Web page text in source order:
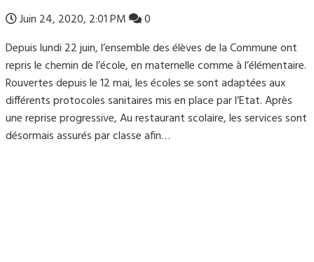
Juin 24, 2020, 2:01 PM
0
Depuis lundi 22 juin, l’ensemble des élèves de la Commune ont
repris le chemin de l’école, en maternelle comme à l’élémentaire.
Rouvertes depuis le 12 mai, les écoles se sont adaptées aux
différents protocoles sanitaires mis en place par l’Etat. Après
une reprise progressive, Au restaurant scolaire, les services sont
désormais assurés par classe afin…